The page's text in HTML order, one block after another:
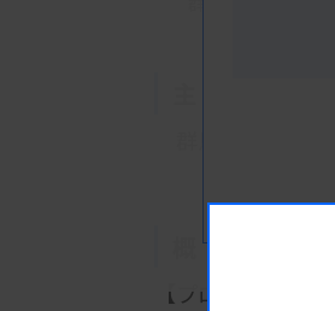
概 要
【プログラム】